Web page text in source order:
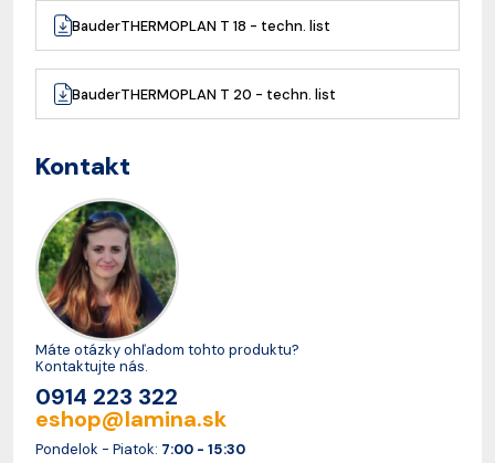
BauderTHERMOPLAN T 18 - techn. list
BauderTHERMOPLAN T 20 - techn. list
Kontakt
Máte otázky ohľadom tohto produktu?
Kontaktujte nás.
0914 223 322
eshop@lamina.sk
Pondelok - Piatok: 7:00 - 15:30